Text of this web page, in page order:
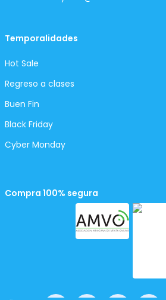
Temporalidades
Hot Sale
Regreso a clases
Buen Fin
Black Friday
Cyber Monday
Compra 100% segura